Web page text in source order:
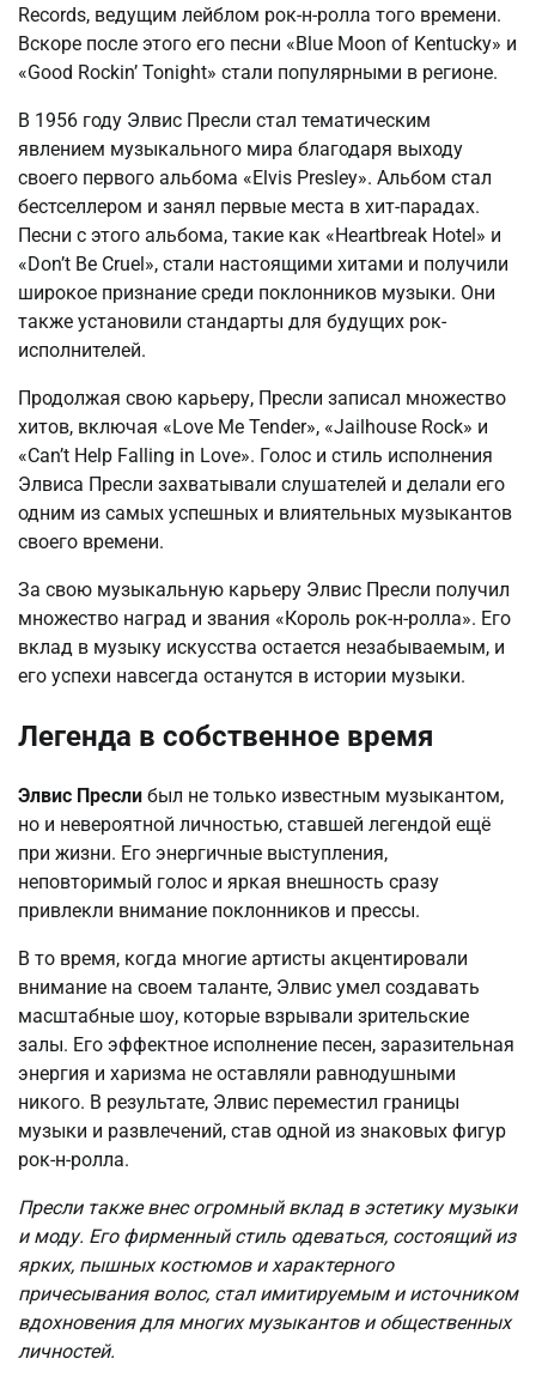
Records, ведущим лейблом рок-н-ролла того времени.
Вскоре после этого его песни «Blue Moon of Kentucky» и
«Good Rockin’ Tonight» стали популярными в регионе.
В 1956 году Элвис Пресли стал тематическим
явлением музыкального мира благодаря выходу
своего первого альбома «Elvis Presley». Альбом стал
бестселлером и занял первые места в хит-парадах.
Песни с этого альбома, такие как «Heartbreak Hotel» и
«Don’t Be Cruel», стали настоящими хитами и получили
широкое признание среди поклонников музыки. Они
также установили стандарты для будущих рок-
исполнителей.
Продолжая свою карьеру, Пресли записал множество
хитов, включая «Love Me Tender», «Jailhouse Rock» и
«Can’t Help Falling in Love». Голос и стиль исполнения
Элвиса Пресли захватывали слушателей и делали его
одним из самых успешных и влиятельных музыкантов
своего времени.
За свою музыкальную карьеру Элвис Пресли получил
множество наград и звания «Король рок-н-ролла». Его
вклад в музыку искусства остается незабываемым, и
его успехи навсегда останутся в истории музыки.
Легенда в собственное время
Элвис Пресли был не только известным музыкантом,
но и невероятной личностью, ставшей легендой ещё
при жизни. Его энергичные выступления,
неповторимый голос и яркая внешность сразу
привлекли внимание поклонников и прессы.
В то время, когда многие артисты акцентировали
внимание на своем таланте, Элвис умел создавать
масштабные шоу, которые взрывали зрительские
залы. Его эффектное исполнение песен, заразительная
энергия и харизма не оставляли равнодушными
никого. В результате, Элвис переместил границы
музыки и развлечений, став одной из знаковых фигур
рок-н-ролла.
Пресли также внес огромный вклад в эстетику музыки
и моду. Его фирменный стиль одеваться, состоящий из
ярких, пышных костюмов и характерного
причесывания волос, стал имитируемым и источником
вдохновения для многих музыкантов и общественных
личностей.